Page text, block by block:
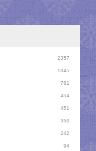
2357
1345
781
454
451
350
242
94